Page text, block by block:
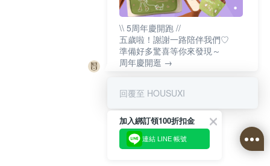
\\ 5周年慶開跑 //
五歲啦！謝謝一路陪伴我們♡
準備好多驚喜等你來發現～
周年慶開逛 →
回覆至 HOUSUXI
加入綁訂領100折扣金
連結 LINE 帳號